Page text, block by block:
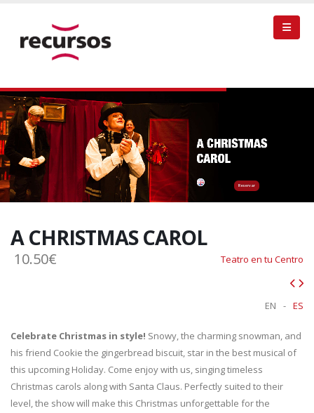
Reservar
A CHRISTMAS CAROL
10.50€ Teatro en tu Centro
ES
-
EN
Celebrate Christmas in style! Snowy, the charming snowman, and
his friend Cookie the gingerbread biscuit, star in the best musical of
this upcoming Holiday. Come enjoy with us, singing timeless
Christmas carols along with Santa Claus. Perfectly suited to their
level, the show will make this Christmas unforgettable for the